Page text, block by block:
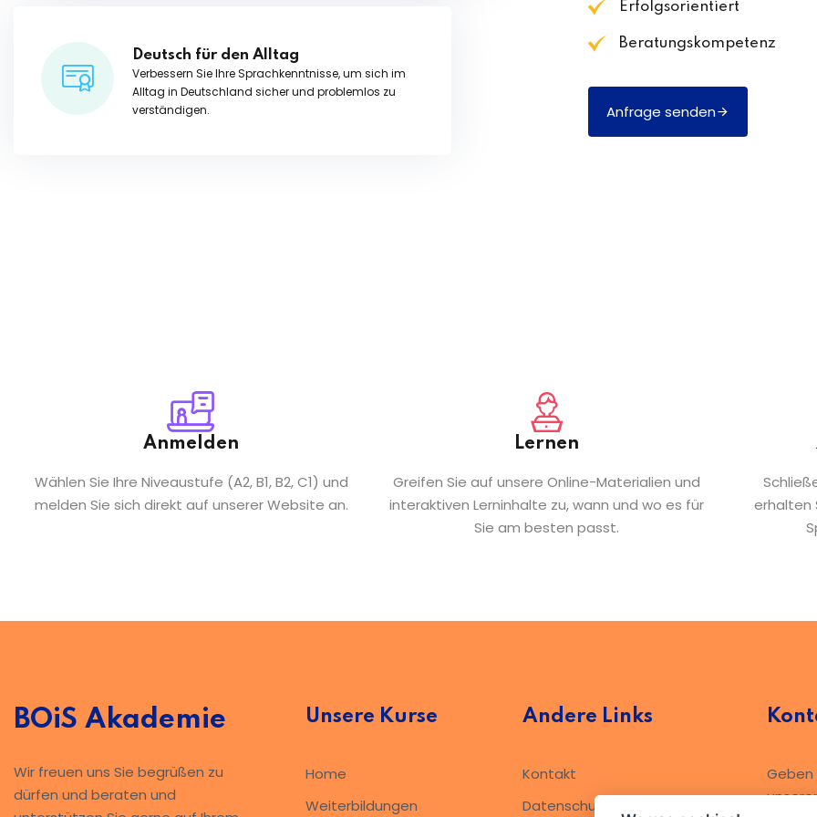
Deutsch für den Alltag
Verbessern Sie Ihre Sprachkenntnisse, um sich im
Alltag in Deutschland sicher und problemlos zu
verständigen.
Erfolgsorientiert
Beratungskompetenz
Anfrage senden
Anmelden
Wählen Sie Ihre Niveaustufe (A2, B1, B2, C1) und
melden Sie sich direkt auf unserer Website an.
Lernen
Greifen Sie auf unsere Online-Materialien und
interaktiven Lerninhalte zu, wann und wo es für
Sie am besten passt.
erhalten
BOiS Akademie
Wir freuen uns Sie begrüßen zu
dürfen und beraten und
Unsere Kurse
Home
Weiterbildungen
Andere Links
Kontakt
Datenschutzerklärung​
Geben